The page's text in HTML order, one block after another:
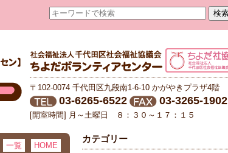
〒102-0074 千代田区九段南1-6-10 かがやきプラザ4階
03-6265-6522 03-3265-1902
[開室時間] 月～土曜日 ８：３０～１７：１５
一覧 HOME
カテゴリー